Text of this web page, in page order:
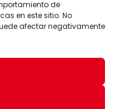
de
en este sitio. No
afectar negativamente